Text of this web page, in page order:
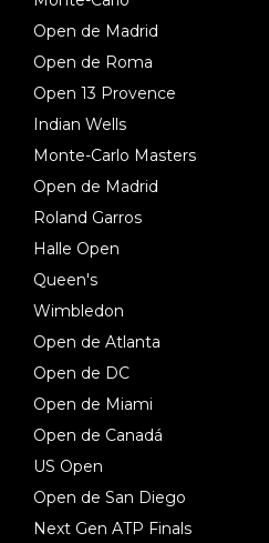
Open de Madrid
Open de Roma
Open 13 Provence
Indian Wells
Monte-Carlo Masters
Open de Madrid
Roland Garros
Halle Open
Queen's
Wimbledon
Open de Atlanta
Open de DC
Open de Miami
Open de Canadá
US Open
Open de San Diego
Next Gen ATP Finals